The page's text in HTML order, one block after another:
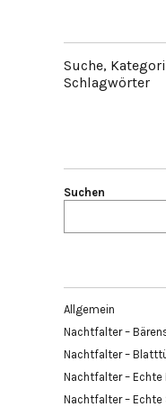
Suche,
Schlagwörter
Suchen
Allgemein
Nachtfalter –
Nachtfalter –
Nachtfalter – Echte
Nachtfalter –